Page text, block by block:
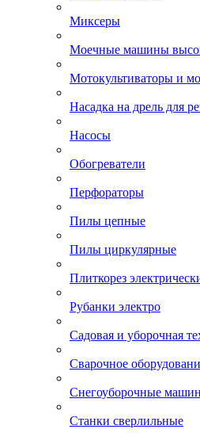
Миксеры
Моечные машины
Мотокультиваторы и
Насадка на дрель для
Насосы
Обогреватели
Перфораторы
Пилы цепные
Пилы циркулярные
Плиткорез
Рубанки электро
Садовая и уборочная
Сварочное
Снегоуборочные
Станки сверлильные